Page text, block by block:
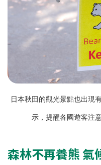
日本秋田的觀光景點也出現
示，提醒各國遊客注意
森林不再養熊 氣